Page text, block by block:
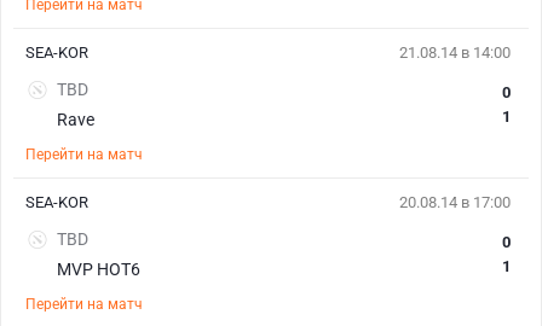
Перейти на матч
21.08.14 в 14:00
TBD
Rave
0
1
Перейти на матч
SEA-KOR
20.08.14 в 17:00
TBD
MVP HOT6
0
1
Перейти на матч
SEA-KOR